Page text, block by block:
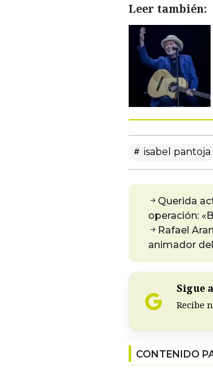
Leer también:
isabel pantoja
Querida
operación:
Rafael
animador
Sigue
Recibe
CONTENIDO